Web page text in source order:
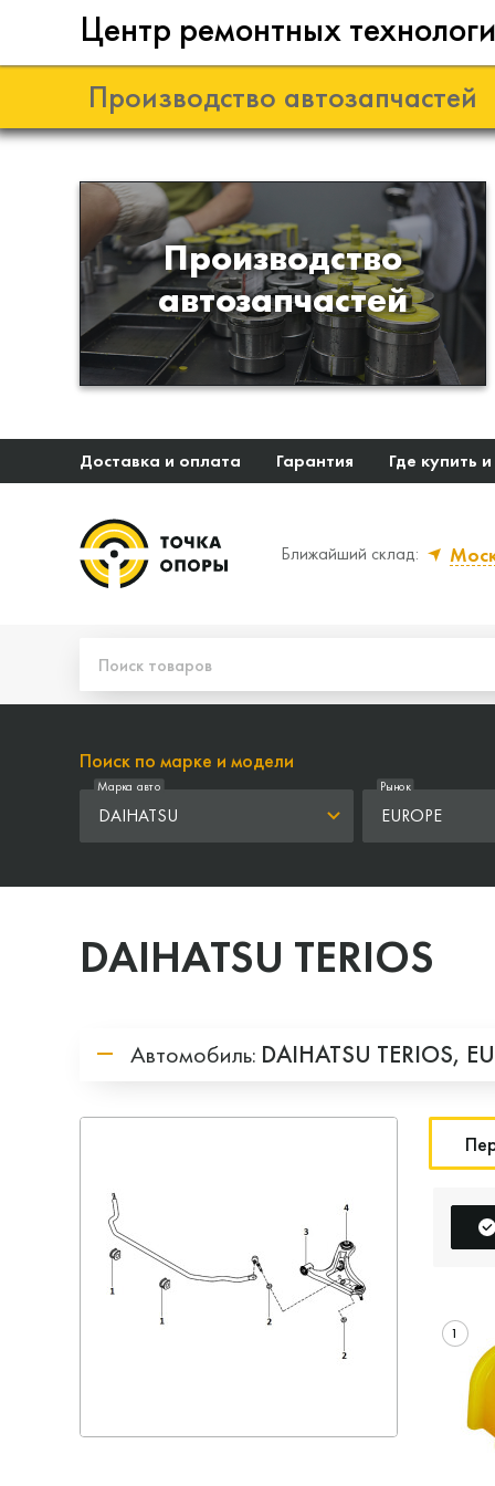
Центр ремонтных
Производство автозапчастей
Производство
автозапчастей
Разработка и
производство деталей из
эластомеров для подвески
автомобиля
Доставка и оплата Гарантия Где купить
Ближайший склад:
Поиск по марке и модели
DAIHATSU
Марка авто
EUROPE
Рынок
DAIHATSU TERIOS
Автомобиль: DAIHATSU TERIOS,
1